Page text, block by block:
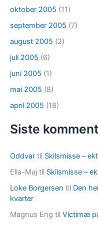
oktober 2005 (11)
september 2005 (7)
august 2005 (2)
juli 2005 (6)
juni 2005 (1)
mai 2005 (8)
april 2005 (18)
Siste
Oddvar til Skilsmisse –
Ella-Maj til Skilsmisse –
Loke Borgersen til Den
kvarter
Magnus Eng til Victimæ